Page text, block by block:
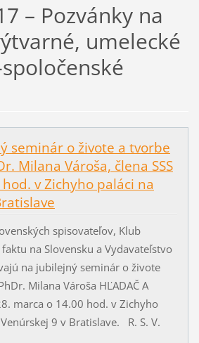
– Pozvánky na
umelecké
seminár o živote a tvorbe
Milana Vároša, člena SSS
hod. v Zichyho paláci na
spisovateľov, Klub
na Slovensku a Vydavateľstvo
na jubilejný seminár o živote
Milana Vároša HĽADAČ A
marca o 14.00 hod. v Zichyho
9 v Bratislave. R. S. V.